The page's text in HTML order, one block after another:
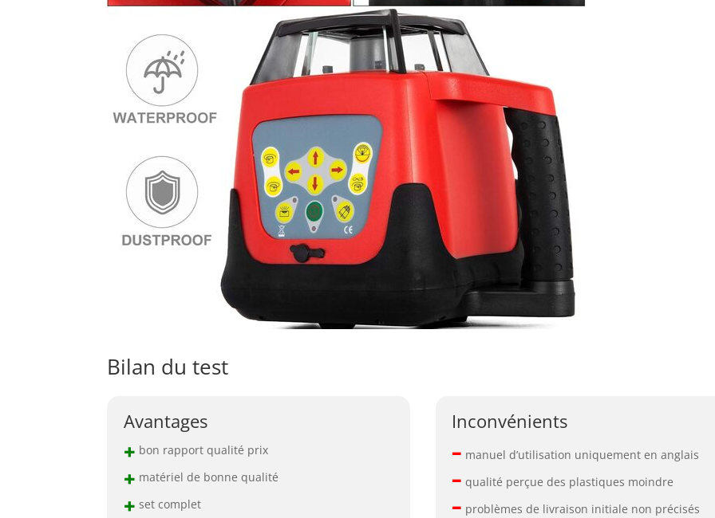
Bilan du test
Avantages
+ bon rapport qualité prix
+ matériel de bonne qualité
+ set complet
Inconvénients
– manuel d’utilisation uniquement en anglais
– qualité perçue des plastiques moindre
– problèmes de livraison initiale non précisés